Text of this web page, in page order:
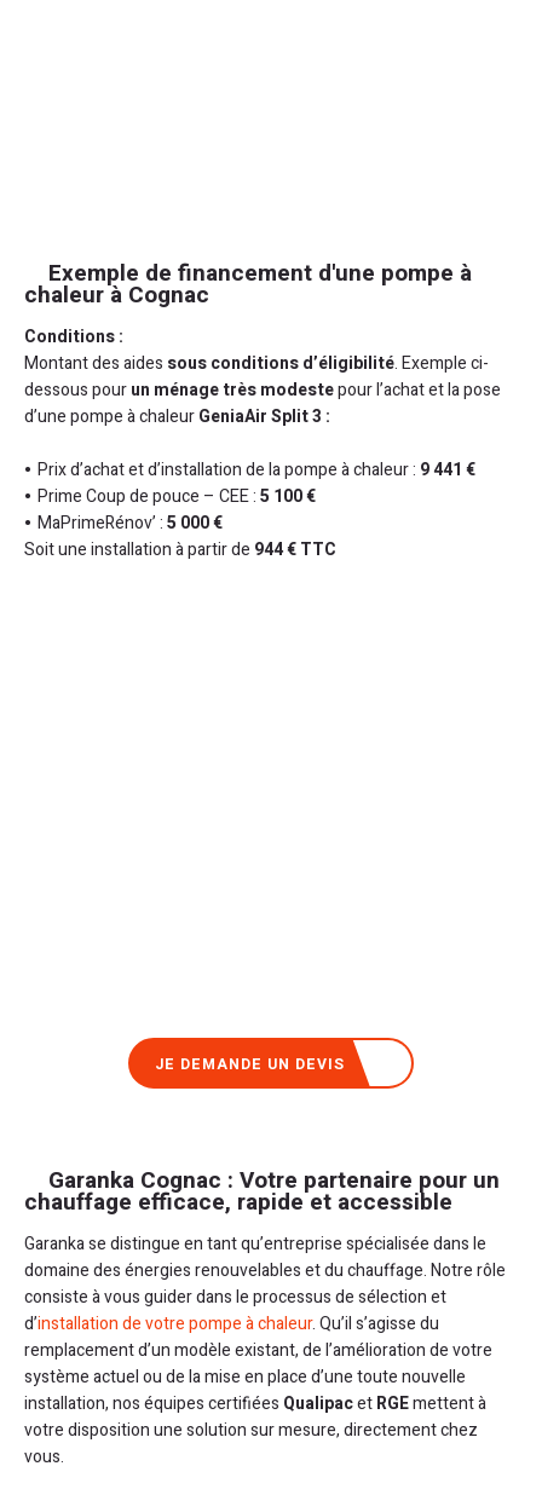
Exemple de financement d'une pompe à
chaleur à Cognac
Conditions :
Montant des aides sous conditions d’éligibilité. Exemple ci-
dessous pourun ménage très modestepour l’achat et la pose
d’une pompe à chaleurGeniaAir Split 3 :
Prix d’achat et d’installation de la pompe à chaleur : 9 441 €
Prime Coup de pouce – CEE :5 100 €
MaPrimeRénov’ :5 000 €
Soit une installation à partir de 944 € TTC
JE DEMANDE UN DEVIS
Garanka Cognac : Votre partenaire pour un
chauffage efficace, rapide et accessible
Garanka se distingue en tant qu’entreprise spécialisée dans le
domaine des énergies renouvelables et du chauffage. Notre rôle
consiste à vous guider dans le processus de sélection et
d’installation de votre pompe à chaleur. Qu’il s’agisse du
remplacement d’un modèle existant, de l’amélioration de votre
système actuel ou de la mise en place d’une toute nouvelle
installation, nos équipes certifiées QualipacetRGEmettent à
votre disposition une solution sur mesure, directement chez
vous.